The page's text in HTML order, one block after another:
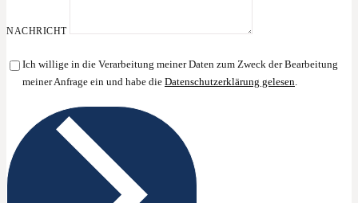
NACHRICHT
Ich willige in die Verarbeitung meiner Daten zum Zweck der Bearbeitung
meiner Anfrage ein und habe die Datenschutzerklärung gelesen